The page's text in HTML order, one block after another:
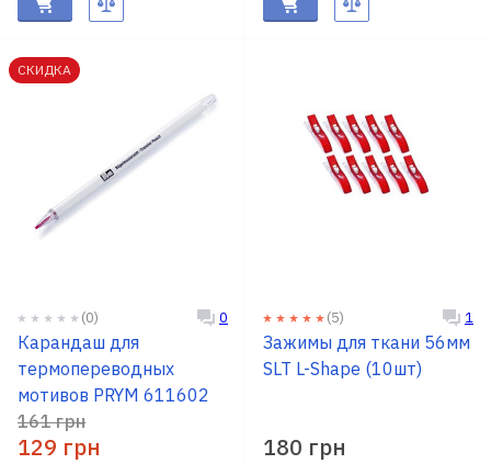
СКИДКА
(0) 0
Карандаш для
термопереводных
мотивов PRYM 611602
161 грн
129 грн
(5) 1
Зажимы для ткани 56мм
SLT L-Shape (10шт)
180 грн